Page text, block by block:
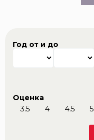
Год от и до
Оценка
3.5
4 4.5 5